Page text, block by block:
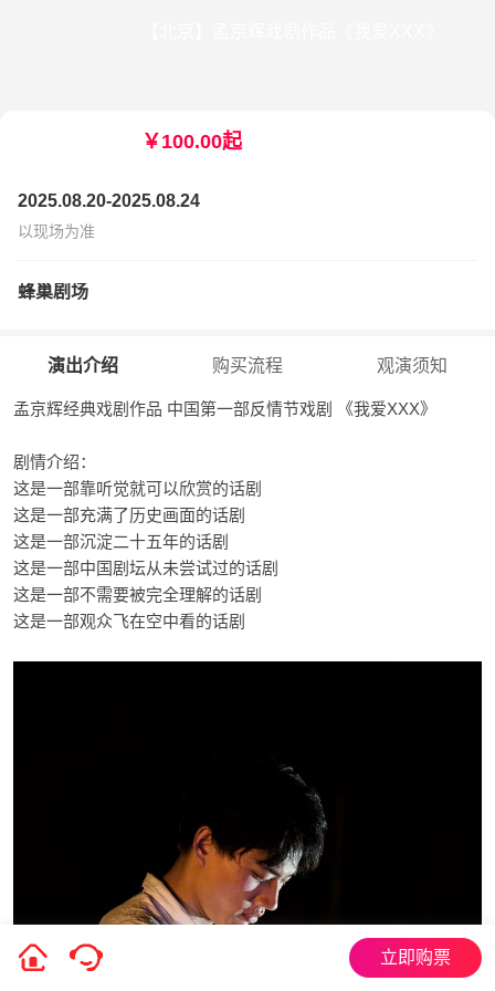
￥100.00起
2025.08.20-2025.08.24
以现场为准
蜂巢剧场
演出介绍 购买流程 观演须知
孟京辉经典戏剧作品 中国第一部反情节戏剧 《我爱XXX》
剧情介绍：
这是一部靠听觉就可以欣赏的话剧
这是一部充满了历史画面的话剧
这是一部沉淀二十五年的话剧
这是一部中国剧坛从未尝试过的话剧
这是一部不需要被完全理解的话剧
这是一部观众飞在空中看的话剧
立即购票